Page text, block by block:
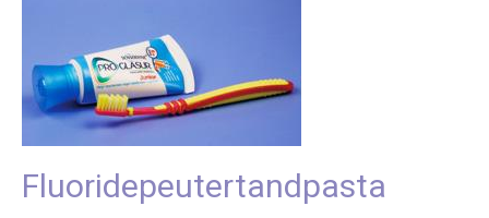
Fluoridepeutertandpasta